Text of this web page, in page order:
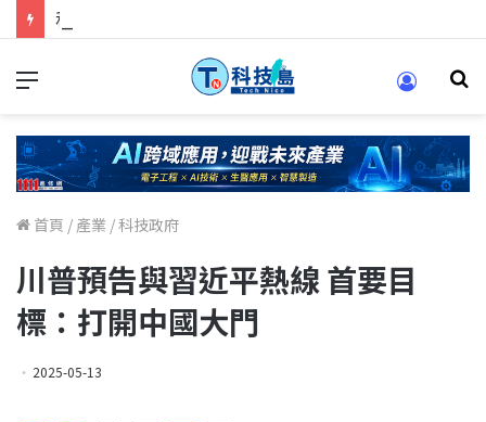
科技人找工作，就到TECH+ 科技專區!
首頁 / 產業 /科技政府
川普預告與習近平熱線 首要目
標：打開中國大門
2025-05-13